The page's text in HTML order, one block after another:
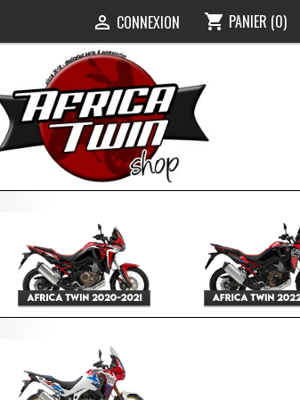
 CONNEXION shopping_cart PANIER (0)